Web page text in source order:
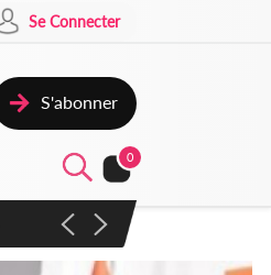
Se Connecter
S'abonner
0